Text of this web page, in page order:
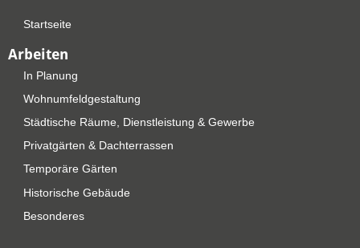
Startseite
Arbeiten
In Planung
Wohnumfeldgestaltung
Städtische Räume, Dienstleistung & Gewerbe
Privatgärten & Dachterrassen
Temporäre Gärten
Historische Gebäude
Besonderes